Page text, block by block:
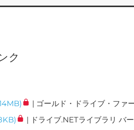
ク
| ゴールド・ドライブ・ファ
| ドライブ.NETライブラリ バ